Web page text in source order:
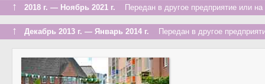
↑ 2018 г. — Ноябрь 2021 г. Передан в другое предприятие или на
↑ Декабрь 2013 г. — Январь 2014 г. Передан в другое